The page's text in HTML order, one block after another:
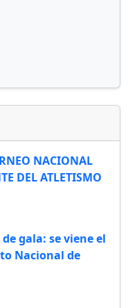
NACIONAL
DEL ATLETISMO
gala: se viene el
Nacional de